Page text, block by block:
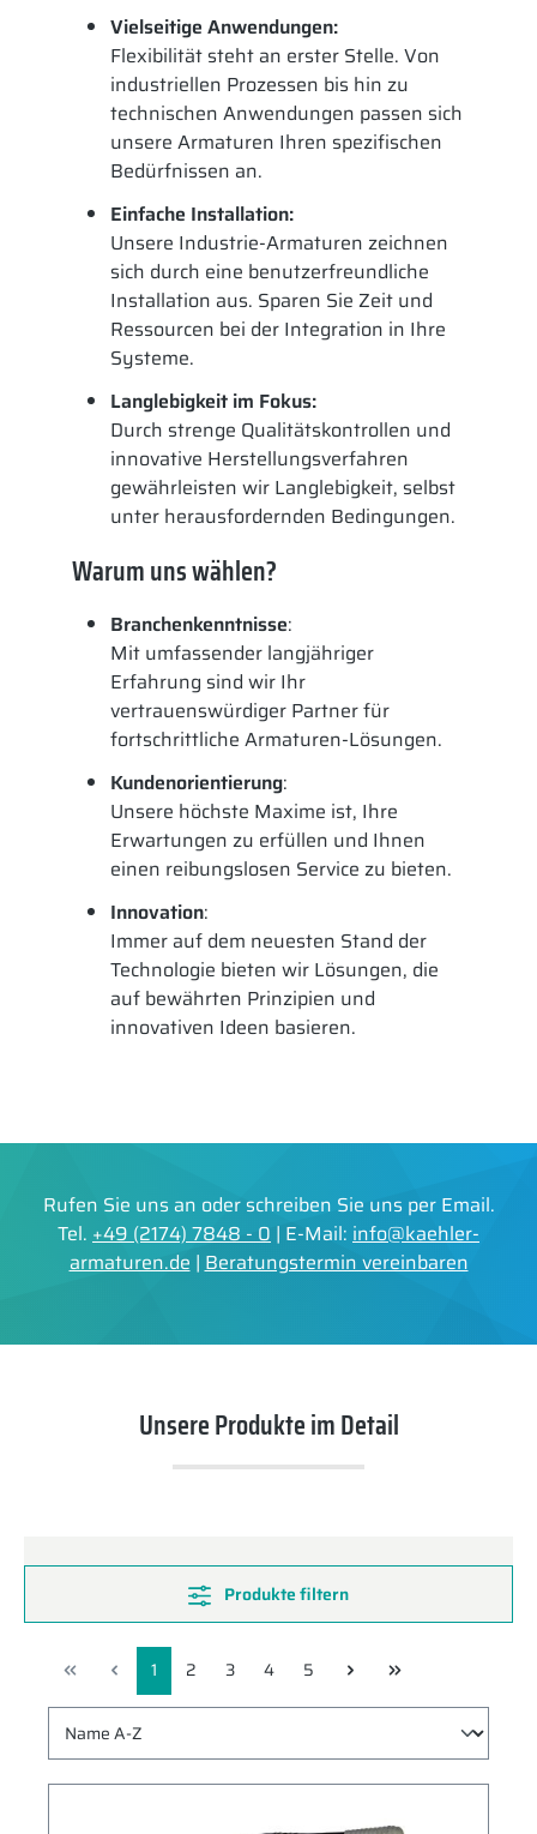
Vielseitige Anwendungen:
Flexibilität steht an erster Stelle. Von
industriellen Prozessen bis hin zu
technischen Anwendungen passen sich
unsere Armaturen Ihren spezifischen
Bedürfnissen an.
Einfache Installation:
Unsere Industrie-Armaturen zeichnen
sich durch eine benutzerfreundliche
Installation aus. Sparen Sie Zeit und
Ressourcen bei der Integration in Ihre
Systeme.
Langlebigkeit im Fokus:
Durch strenge Qualitätskontrollen und
innovative Herstellungsverfahren
gewährleisten wir Langlebigkeit, selbst
unter herausfordernden Bedingungen.
Warum uns wählen?
Branchenkenntnisse:
Mit umfassender langjähriger
Erfahrung sind wir Ihr
vertrauenswürdiger Partner für
fortschrittliche Armaturen-Lösungen.
Kundenorientierung:
Unsere höchste Maxime ist, Ihre
Erwartungen zu erfüllen und Ihnen
einen reibungslosen Service zu bieten.
Innovation:
Immer auf dem neuesten Stand der
Technologie bieten wir Lösungen, die
auf bewährten Prinzipien und
innovativen Ideen basieren.
Rufen Sie uns an oder schreiben Sie uns per Email.
Tel. +49 (2174) 7848 - 0 | E-Mail: info@kaehler-
armaturen.de | Beratungstermin vereinbaren
Unsere Produkte im Detail
Produkte filtern
1 2 3 4 5